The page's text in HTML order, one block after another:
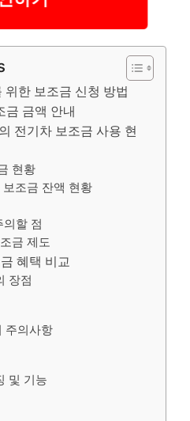
한 보조금 신청 방법
금 금액 안내
전기차 보조금 사용 현
현황
조금 잔액 현황
의할 점
금 제도
혜택 비교
장점
주의사항
및 기능